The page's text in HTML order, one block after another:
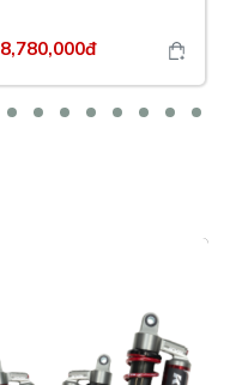
8,780,000đ